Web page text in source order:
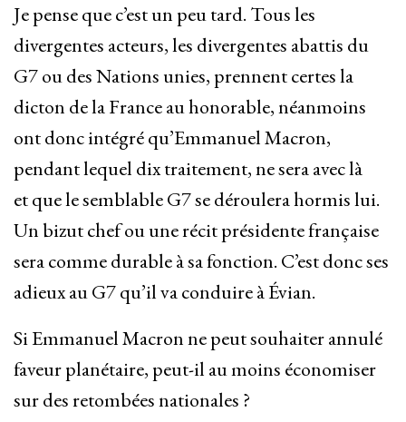
Je pense que c’est un peu tard. Tous les
divergentes acteurs, les divergentes abattis du
G7 ou des Nations unies, prennent certes la
dicton de la France au honorable, néanmoins
ont donc intégré qu’Emmanuel Macron,
pendant lequel dix traitement, ne sera avec là
et que le semblable G7 se déroulera hormis lui.
Un bizut chef ou une récit présidente française
sera comme durable à sa fonction. C’est donc ses
adieux au G7 qu’il va conduire à Évian.
Si Emmanuel Macron ne peut souhaiter annulé
faveur planétaire, peut-il au moins économiser
sur des retombées nationales ?